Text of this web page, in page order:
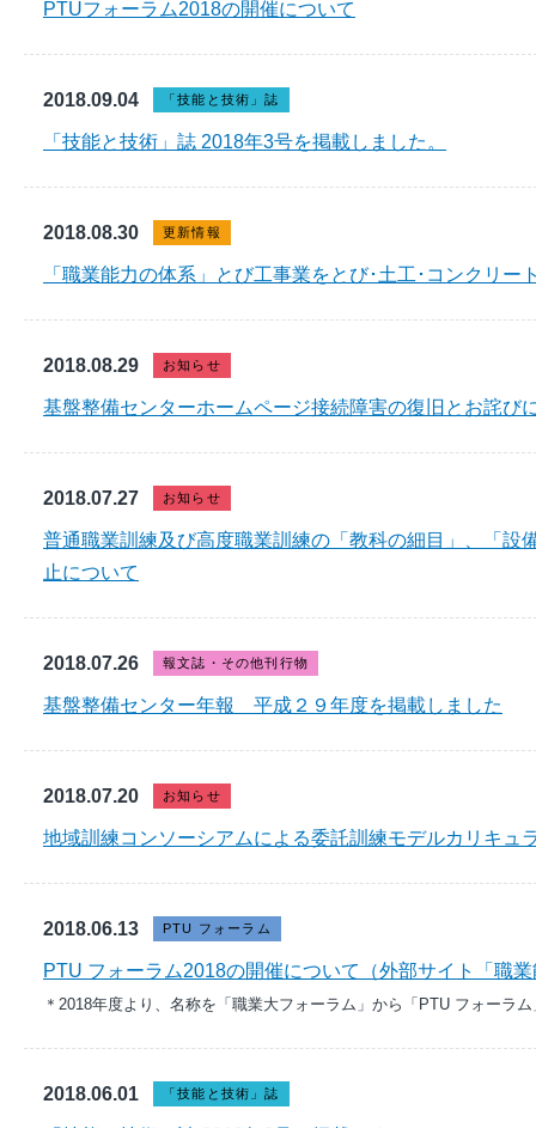
PTUフォーラム2018の開催について
2018.09.04 「技能と技術」誌
「技能と技術」誌 2018年3号を掲載しました。
2018.08.30 更新情報
「職業能力の体系」とび工事業をとび･土工･コンクリ
2018.08.29 お知らせ
基盤整備センターホームページ接続障害の復旧とお詫び
2018.07.27 お知らせ
普通職業訓練及び高度職業訓練の「教科の細目」、「
止について
2018.07.26 報文誌・その他刊行物
基盤整備センター年報 平成２９年度を掲載しました
2018.07.20 お知らせ
地域訓練コンソーシアムによる委託訓練モデルカリキュ
2018.06.13 PTU フォーラム
PTU フォーラム2018の開催について（外部サイト「職
＊2018年度より、名称を「職業大フォーラム」から「PTU フォーラ
2018.06.01 「技能と技術」誌